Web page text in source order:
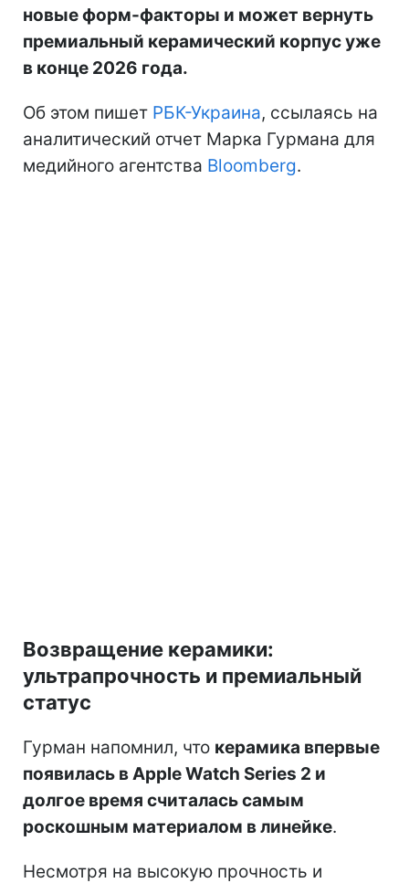
новые форм-факторы и может вернуть
премиальный керамический корпус уже
в конце 2026 года.
Об этом пишет РБК-Украина, ссылаясь на
аналитический отчет Марка Гурмана для
медийного агентства Bloomberg.
Возвращение керамики:
ультрапрочность и премиальный
статус
Гурман напомнил, что керамика впервые
появилась в Apple Watch Series 2 и
долгое время считалась самым
роскошным материалом в линейке.
Несмотря на высокую прочность и